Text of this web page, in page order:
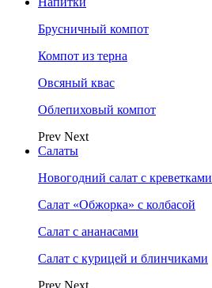
Брусничный компот
Компот из терна
Овсяный квас
Облепиховый компот
Prev Next
Салаты
Новогодний салат с креветками
Салат «Обжорка» с колбасой
Салат с ананасами
Салат с курицей и блинчиками
Prev Next